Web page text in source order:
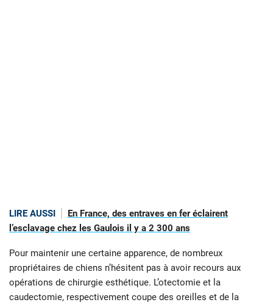
LIRE AUSSI
En France, des entraves en fer éclairent
l’esclavage chez les Gaulois il y a 2 300 ans
Pour maintenir une certaine apparence, de nombreux
propriétaires de chiens n’hésitent pas à avoir recours aux
opérations de chirurgie esthétique. L’otectomie et la
caudectomie, respectivement coupe des oreilles et de la